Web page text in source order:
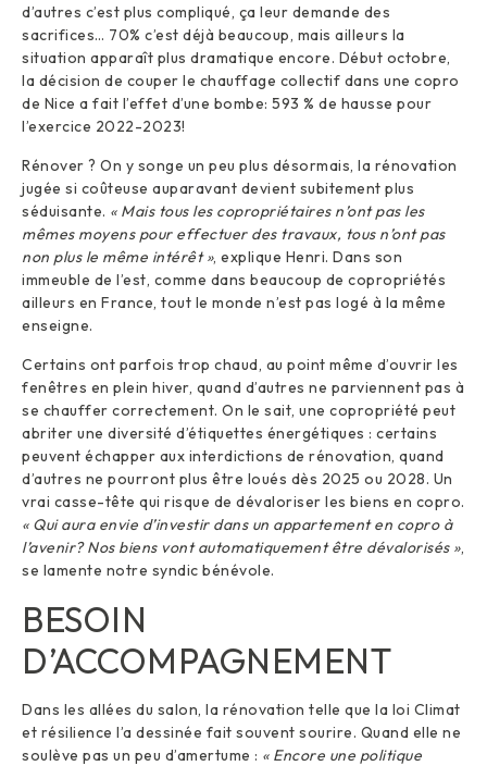
d’autres c’est plus compliqué, ça leur demande des
sacrifices… 70% c’est déjà beaucoup, mais ailleurs la
situation apparaît plus dramatique encore. Début octobre,
la décision de couper le chauffage collectif dans une copro
de Nice a fait l’effet d’une bombe: 593 % de hausse pour
l’exercice 2022-2023!
Rénover ? On y songe un peu plus désormais, la rénovation
jugée si coûteuse auparavant devient subitement plus
séduisante. « Mais tous les copropriétaires n’ont pas les
mêmes moyens pour effectuer des travaux, tous n’ont pas
non plus le même intérêt », explique Henri. Dans son
immeuble de l’est, comme dans beaucoup de copropriétés
ailleurs en France, tout le monde n’est pas logé à la même
enseigne.
Certains ont parfois trop chaud, au point même d’ouvrir les
fenêtres en plein hiver, quand d’autres ne parviennent pas à
se chauffer correctement. On le sait, une copropriété peut
abriter une diversité d’étiquettes énergétiques : certains
peuvent échapper aux interdictions de rénovation, quand
d’autres ne pourront plus être loués dès 2025 ou 2028. Un
vrai casse-tête qui risque de dévaloriser les biens en copro.
« Qui aura envie d’investir dans un appartement en copro à
l’avenir? Nos biens vont automatiquement être dévalorisés »,
se lamente notre syndic bénévole.
BESOIN
D’ACCOMPAGNEMENT
Dans les allées du salon, la rénovation telle que la loi Climat
et résilience l’a dessinée fait souvent sourire. Quand elle ne
soulève pas un peu d’amertume : « Encore une politique